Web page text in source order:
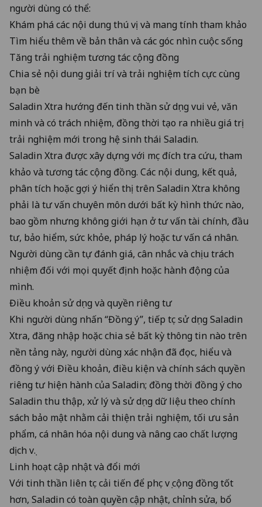
người dùng có thể:
Khám phá các nội dung thú vị và mang tính tham khảo
Tìm hiểu thêm về bản thân và các góc nhìn cuộc sống
Tăng trải nghiệm tương tác cộng đồng
Chia sẻ nội dung giải trí và trải nghiệm tích cực cùng
bạn bè
Saladin Xtra hướng đến tinh thần sử dụng vui vẻ, văn
minh và có trách nhiệm, đồng thời tạo ra nhiều giá trị
trải nghiệm mới trong hệ sinh thái Saladin.
Saladin Xtra được xây dựng với mục đích tra cứu, tham
khảo và tương tác cộng đồng. Các nội dung, kết quả,
phân tích hoặc gợi ý hiển thị trên Saladin Xtra không
phải là tư vấn chuyên môn dưới bất kỳ hình thức nào,
bao gồm nhưng không giới hạn ở tư vấn tài chính, đầu
tư, bảo hiểm, sức khỏe, pháp lý hoặc tư vấn cá nhân.
Người dùng cần tự đánh giá, cân nhắc và chịu trách
nhiệm đối với mọi quyết định hoặc hành động của
mình.
Điều khoản sử dụng và quyền riêng tư
Khi người dùng nhấn “Đồng ý”, tiếp tục sử dụng Saladin
Xtra, đăng nhập hoặc chia sẻ bất kỳ thông tin nào trên
nền tảng này, người dùng xác nhận đã đọc, hiểu và
đồng ý với Điều khoản, điều kiện và chính sách quyền
riêng tư hiện hành của Saladin; đồng thời đồng ý cho
Saladin thu thập, xử lý và sử dụng dữ liệu theo chính
sách bảo mật nhằm cải thiện trải nghiệm, tối ưu sản
phẩm, cá nhân hóa nội dung và nâng cao chất lượng
dịch vụ.
Linh hoạt cập nhật và đổi mới
Với tinh thần liên tục cải tiến để phục vụ cộng đồng tốt
hơn, Saladin có toàn quyền cập nhật, chỉnh sửa, bổ